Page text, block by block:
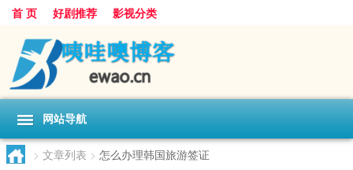
首 页 好剧推荐 影视分类
网站导航
> 文章列表 > 怎么办理韩国旅游签证